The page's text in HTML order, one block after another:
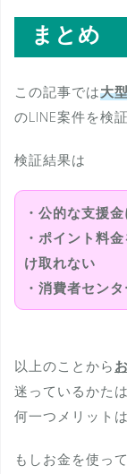
まとめ
この記事では大
のLINE案件を検
検証結果は
・公的な支援
・ポイント料
け取れない
・消費者セン
以上のことから
迷っているかたは
何一つメリット
もしお金を使っ